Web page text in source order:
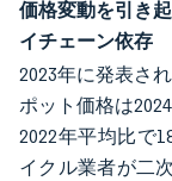
価格変動を引き
イチェーン依存
2023年に発表さ
ポット価格は
2022年平均比で
イクル業者が二